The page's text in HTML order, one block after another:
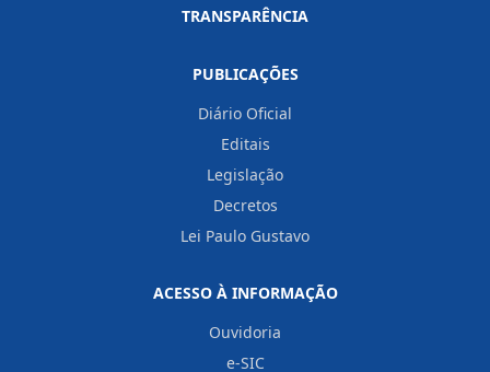
TRANSPARÊNCIA
PUBLICAÇÕES
Diário Oficial
Editais
Legislação
Decretos
Lei Paulo Gustavo
ACESSO À INFORMAÇÃO
Ouvidoria
e-SIC